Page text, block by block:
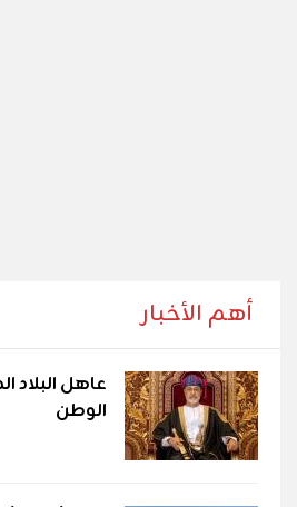
أهم الأخبار
عاهل البلاد
الوطن